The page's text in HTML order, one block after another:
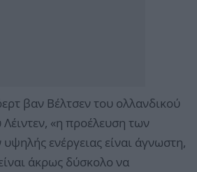
βαν Βέλτσεν του ολλανδικού
«η προέλευση των
ενέργειας είναι άγνωστη,
άκρως δύσκολο να